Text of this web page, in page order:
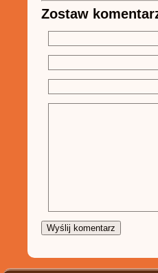
Zostaw